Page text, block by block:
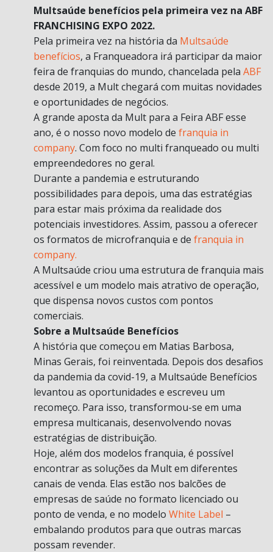
Multsaúde benefícios pela primeira vez na ABF
FRANCHISING EXPO 2022.
Pela primeira vez na história da Multsaúde
benefícios, a Franqueadora irá participar da maior
feira de franquias do mundo, chancelada pela ABF
desde 2019, a Mult chegará com muitas novidades
e oportunidades de negócios.
A grande aposta da Mult para a Feira ABF esse
ano, é o nosso novo modelo de franquia in
company. Com foco no multi franqueado ou multi
empreendedores no geral.
Durante a pandemia e estruturando
possibilidades para depois, uma das estratégias
para estar mais próxima da realidade dos
potenciais investidores. Assim, passou a oferecer
os formatos de microfranquia e de franquia in
company.
A Multsaúde criou uma estrutura de franquia mais
acessível e um modelo mais atrativo de operação,
que dispensa novos custos com pontos
comerciais.
Sobre a Multsaúde Benefícios
A história que começou em Matias Barbosa,
Minas Gerais, foi reinventada. Depois dos desafios
da pandemia da covid-19, a Multsaúde Benefícios
levantou as oportunidades e escreveu um
recomeço. Para isso, transformou-se em uma
empresa multicanais, desenvolvendo novas
estratégias de distribuição.
Hoje, além dos modelos franquia, é possível
encontrar as soluções da Mult em diferentes
canais de venda. Elas estão nos balcões de
empresas de saúde no formato licenciado ou
ponto de venda, e no modelo White Label –
embalando produtos para que outras marcas
possam revender.